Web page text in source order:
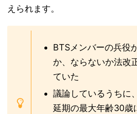
えられます。
BTSメンバーの兵役
か、ならないか法改
ていた
議論しているうちに
延期の最大年齢30歳